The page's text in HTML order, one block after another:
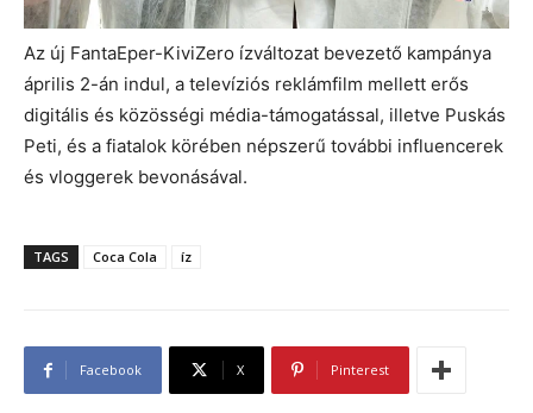
Az új FantaEper-KiviZero ízváltozat bevezető kampánya
április 2-án indul, a televíziós reklámfilm mellett erős
digitális és közösségi média-támogatással, illetve Puskás
Peti, és a fiatalok körében népszerű további influencerek
és vloggerek bevonásával.
TAGS Coca Cola íz
Facebook X Pinterest